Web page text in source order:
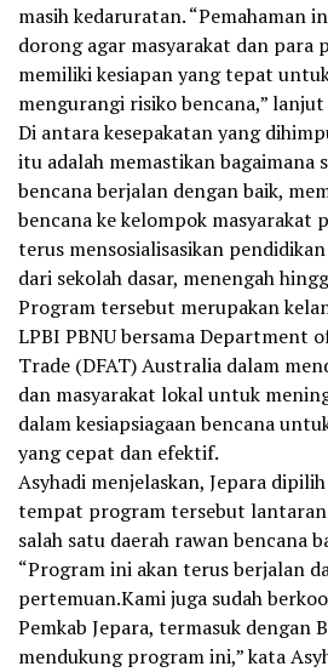
masih kedaruratan. “Pemahaman
dorong agar masyarakat dan para
memiliki kesiapan yang tepat
mengurangi risiko bencana,” lanjut
Di antara kesepakatan yang
itu adalah memastikan bagaimana
bencana berjalan dengan baik,
bencana ke kelompok masyarakat
terus mensosialisasikan
dari sekolah dasar, menengah
Program tersebut merupakan
LPBI PBNU bersama Department
Trade (DFAT) Australia dalam
dan masyarakat lokal untuk
dalam kesiapsiagaan bencana
yang cepat dan efektif.
Asyhadi menjelaskan, Jepara
tempat program tersebut
salah satu daerah rawan bencana
“Program ini akan terus berjalan
pertemuan.Kami juga sudah
Pemkab Jepara, termasuk dengan
mendukung program ini,” kata